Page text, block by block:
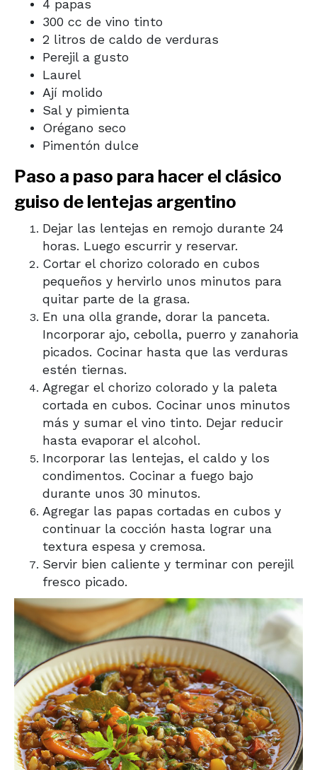
4 papas
300 cc de vino tinto
2 litros de caldo de verduras
Perejil a gusto
Laurel
Ají molido
Sal y pimienta
Orégano seco
Pimentón dulce
Paso a paso para hacer el clásico
guiso de lentejas argentino
Dejar las lentejas en remojo durante 24
horas. Luego escurrir y reservar.
Cortar el chorizo colorado en cubos
pequeños y hervirlo unos minutos para
quitar parte de la grasa.
En una olla grande, dorar la panceta.
Incorporar ajo, cebolla, puerro y zanahoria
picados. Cocinar hasta que las verduras
estén tiernas.
Agregar el chorizo colorado y la paleta
cortada en cubos. Cocinar unos minutos
más y sumar el vino tinto. Dejar reducir
hasta evaporar el alcohol.
Incorporar las lentejas, el caldo y los
condimentos. Cocinar a fuego bajo
durante unos 30 minutos.
Agregar las papas cortadas en cubos y
continuar la cocción hasta lograr una
textura espesa y cremosa.
Servir bien caliente y terminar con perejil
fresco picado.